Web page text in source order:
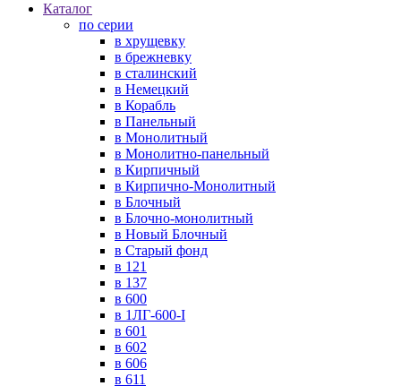
Каталог
по серии
в хрущевку
в брежневку
в сталинский
в Немецкий
в Корабль
в Панельный
в Монолитный
в Монолитно-панельный
в Кирпичный
в Кирпично-Монолитный
в Блочный
в Блочно-монолитный
в Новый Блочный
в Старый фонд
в 121
в 137
в 600
в 1ЛГ-600-I
в 601
в 602
в 606
в 611